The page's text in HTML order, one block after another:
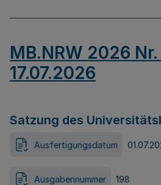
MB.NRW 2026
17.07.2026
Satzung des
Ausfertigungsdatum
Ausgabennummer 198